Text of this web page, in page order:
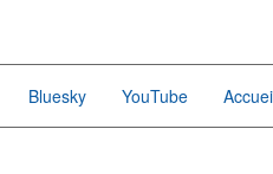
Bluesky YouTube